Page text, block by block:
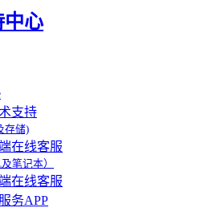
中心
支持
存储)
在线客服
笔记本）
在线客服
务APP